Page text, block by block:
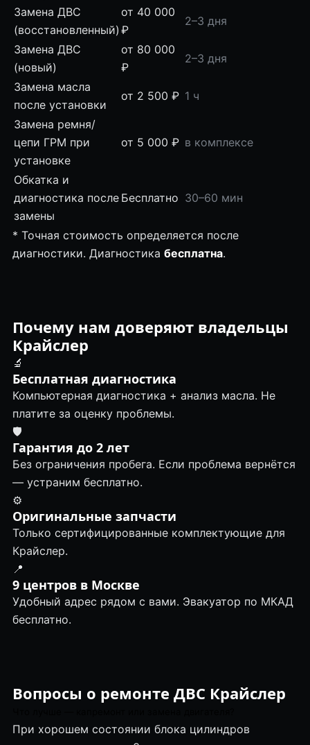
Замена ДВС
(восстановленный)
от 40 000
₽
2–3 дня
Замена ДВС
(новый)
от 80 000
₽
2–3 дня
Замена масла
после установки
от 2 500 ₽ 1 ч
Замена ремня/
цепи ГРМ при
установке
от 5 000 ₽ в комплексе
Обкатка и
диагностика после
замены
Бесплатно 30–60 мин
* Точная стоимость определяется после
диагностики. Диагностика бесплатна.
Почему нам доверяют владельцы
Крайслер
🔬
Бесплатная диагностика
Компьютерная диагностика + анализ масла. Не
платите за оценку проблемы.
🛡
Гарантия до 2 лет
Без ограничения пробега. Если проблема вернётся
— устраним бесплатно.
⚙️
Оригинальные запчасти
Только сертифицированные комплектующие для
Крайслер.
📍
9 центров в Москве
Удобный адрес рядом с вами. Эвакуатор по МКАД
бесплатно.
Вопросы о ремонте ДВС Крайслер
При хорошем состоянии блока цилиндров